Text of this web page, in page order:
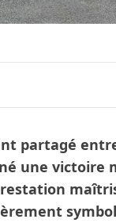
partagé
une victoire